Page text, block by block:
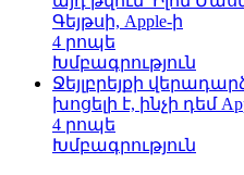
Գեյթսի, Apple-ի
4 րոպե
Խմբագրություն
Ջեյլբրեյքի
խոցելի է, ինչի դեմ
4 րոպե
Խմբագրություն